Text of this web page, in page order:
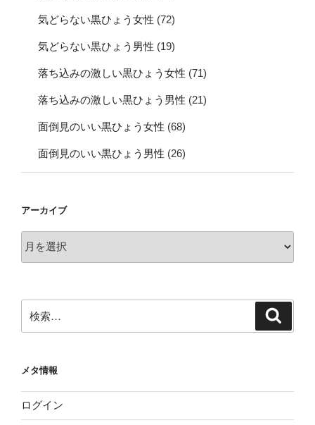
気どらない黒ひょう女性 (72)
気どらない黒ひょう男性 (19)
落ち込みの激しい黒ひょう女性 (71)
落ち込みの激しい黒ひょう男性 (21)
面倒見のいい黒ひょう女性 (68)
面倒見のいい黒ひょう男性 (26)
アーカイブ
ー
索:
メタ情報
ログイン